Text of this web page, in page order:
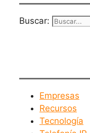
Buscar:
Empresas
Recursos
Tecnología